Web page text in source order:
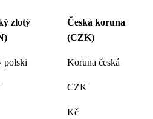
zlotý
Česká koruna
(CZK)
polski Koruna česká
CZK
Kč